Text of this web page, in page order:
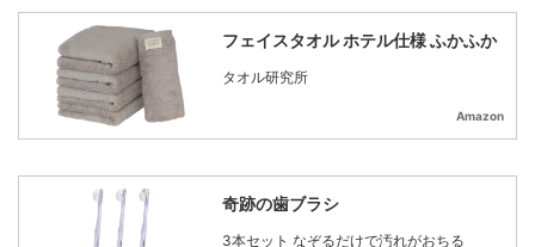
フェイスタオル ホテル仕様 ふかふか
タオル研究所
Amazon
奇跡の歯ブラシ
3本セット なぞるだけで汚れがおちる